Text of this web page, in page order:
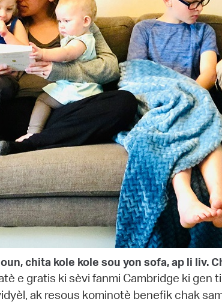
chita kole kole sou yon sofa, ap li liv.
e gratis ki sèvi fanmi Cambridge ki gen
ak resous kominotè benefik chak